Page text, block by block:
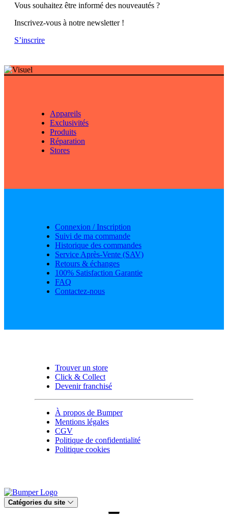
Vous souhaitez être informé des nouveautés ?
Inscrivez-vous à notre newsletter !
S’inscrire
Appareils
Exclusivités
Produits
Réparation
Stores
Connexion / Inscription
Suivi de ma commande
Historique des commandes
Service Après-Vente (SAV)
Retours & échanges
100% Satisfaction Garantie
FAQ
Contactez-nous
Trouver un store
Click & Collect
Devenir franchisé
À propos de Bumper
Mentions légales
CGV
Politique de confidentialité
Politique cookies
Catégories du site